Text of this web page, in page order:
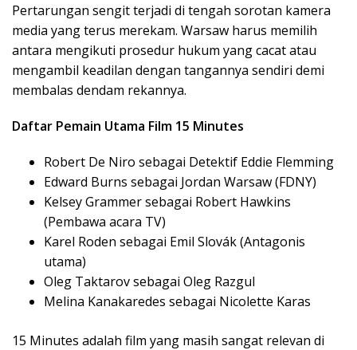
Pertarungan sengit terjadi di tengah sorotan kamera
media yang terus merekam. Warsaw harus memilih
antara mengikuti prosedur hukum yang cacat atau
mengambil keadilan dengan tangannya sendiri demi
membalas dendam rekannya.
Daftar Pemain Utama Film 15 Minutes
Robert De Niro sebagai Detektif Eddie Flemming
Edward Burns sebagai Jordan Warsaw (FDNY)
Kelsey Grammer sebagai Robert Hawkins
(Pembawa acara TV)
Karel Roden sebagai Emil Slovák (Antagonis
utama)
Oleg Taktarov sebagai Oleg Razgul
Melina Kanakaredes sebagai Nicolette Karas
15 Minutes adalah film yang masih sangat relevan di